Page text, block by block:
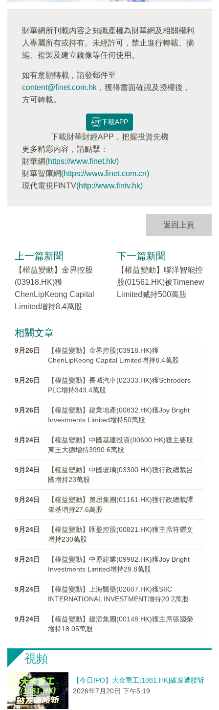
財華網所刊載內容之知識產權為財華網及相關權利
人專屬所有或持有。未經許可，禁止進行轉載、摘
編、複製及建立鏡像等任何使用。
如有意願轉載，請發郵件至
content@finet.com.hk ，獲得書面確認及授權後，
方可轉載。
下載APP
下載財華財經APP，把握投資先機
更多精彩内容，請點擊：
財華網(https://www.finet.hk/)
財華智庫網(https://www.finet.com.cn)
現代電視FINTV(http://www.fintv.hk)
返回上頁
上一篇新聞
【權益變動】金界控股
(03918.HK)獲
ChenLipKeong Capital
Limited增持8.4萬股
下一篇新聞
【權益變動】聯洋智能控
股(01561.HK)被Timenew
Limited减持500萬股
相關文章
9月26日
【權益變動】金界控股(03918.HK)獲
ChenLipKeong Capital Limited增持8.4萬股
9月26日
【權益變動】長城汽車(02333.HK)獲Schroders
PLC增持343.4萬股
9月26日
【權益變動】建業地產(00832.HK)獲Joy Bright
Investments Limited增持50萬股
9月24日
【權益變動】中國基建投資(00600.HK)獲主要股
東王大德增持3990.6萬股
9月24日
【權益變動】中國玻璃(03300.HK)獲行政總裁呂
國增持23萬股
9月24日
【權益變動】奧思集團(01161.HK)獲行政總裁譚
肇基增持27.6萬股
9月24日
【權益變動】匯盈控股(00821.HK)獲主席符耀文
增持230萬股
9月24日
【權益變動】中原建業(09982.HK)獲Joy Bright
Investments Limited增持29.8萬股
9月24日
【權益變動】上海醫藥(02607.HK)獲SIIC
INTERNATIONAL INVESTMENT增持20.2萬股
9月24日
【權益變動】建滔集團(00148.HK)獲主席張國榮
增持18.05萬股
視頻
【今日IPO】大金重工[1081.HK]破发遭腰斩
2026年7月20日 下午5:19